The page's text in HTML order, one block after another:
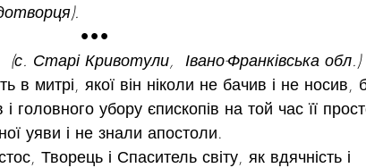
•••
Старі Кривотули,  Івано-Франківська обл.)
в митрі, якої він ніколи не бачив і не носив,
головного убору єпископів на той час її
уяви і не знали апостоли.
Творець і Спаситель світу, як вдячність і